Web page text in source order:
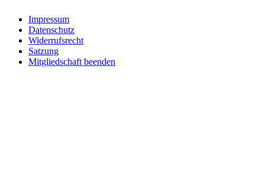
Impressum
Datenschutz
Widerrufsrecht
Satzung
Mitgliedschaft beenden